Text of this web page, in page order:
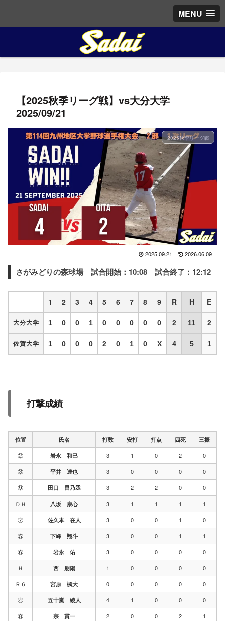
MENU
【2025秋季リーグ戦】vs大分大学
2025/09/21
2025秋季リーグ戦
2025.09.21 2026.06.09
さがみどりの森球場 試合開始：10:08 試合終了：12:12
1 2 3 4 5 6 7 8 9 R H E
大分大学 1 0 0 1 0 0 0 0 0 2 11 2
佐賀大学 1 0 0 0 2 0 1 0 X 4 5 1
打撃成績
位置 氏名 打数 安打 打点 四死 三振
② 岩永 和巳 3 1 0 2
0
③
平井 達也 3 0 0 0
0
⑨
田口 昌乃丞 3 2 2 0
0
ＤＨ
八坂 康心 3 1 1 1
1
⑦
佐久本 在人 3 0 0 1
0
⑤
下峰 翔斗 3 0 0 1
1
⑥
岩永 佑 3 0 0 0
0
Ｈ
西 朋陽 1 0 0 0
0
Ｒ６
宮原 楓大 0 0 0 0
0
④
五十嵐 綾人 4 1 0 0
0
⑧
宗 貫一 2 0 0 2 1